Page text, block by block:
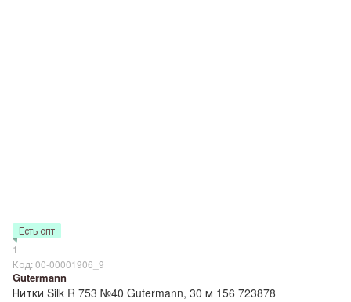
Есть опт
1
Код: 00-00001906_9
Gutermann
Нитки Silk R 753 №40 Gutermann, 30 м 156 723878